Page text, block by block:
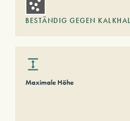
BESTÄNDIG GEGEN
Maximale Höhe